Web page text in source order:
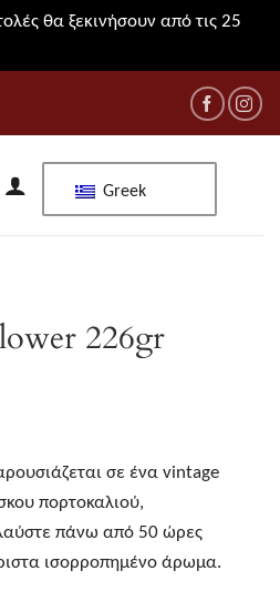
θα ξεκινήσουν από τις 25
Greek
226gr
σε ένα vintage
πορτοκαλιού,
πάνω από 50 ώρες
ισορροπημένο άρωμα.